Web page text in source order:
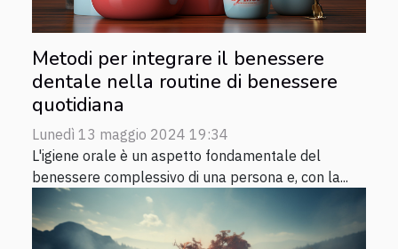
Metodi per integrare il benessere
dentale nella routine di benessere
quotidiana
Lunedì 13 maggio 2024 19:34
L'igiene orale è un aspetto fondamentale del
benessere complessivo di una persona e, con la...